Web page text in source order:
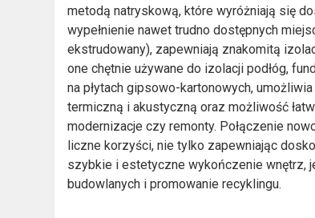
metodą natryskową, które wyróżniają się
wypełnienie nawet trudno dostępnych
ekstrudowany), zapewniają znakomitą
one chętnie używane do izolacji podłóg,
na płytach gipsowo-kartonowych,
termiczną i akustyczną oraz możliwość
modernizacje czy remonty. Połączenie
liczne korzyści, nie tylko zapewniając
szybkie i estetyczne wykończenie wnętrz,
budowlanych i promowanie recyklingu.